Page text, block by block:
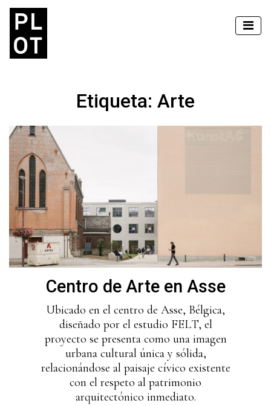
Etiqueta: Arte
Centro de Arte en Asse
Ubicado en el centro de Asse, Bélgica,
diseñado por el estudio FELT, el
proyecto se presenta como una imagen
urbana cultural única y sólida,
relacionándose al paisaje cívico existente
con el respeto al patrimonio
arquitectónico inmediato.